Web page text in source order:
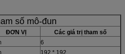
số mô-đun
ĐƠN VỊ
Các giá trị tham số
6
192 * 192